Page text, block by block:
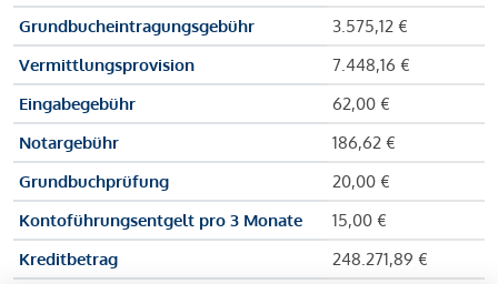
Grundbucheintragungsgebühr
3.575,12 €
Vermittlungsprovision
7.448,16 €
Eingabegebühr
62,00 €
Notargebühr
186,62 €
Grundbuchprüfung
20,00 €
Kontoführungsentgelt pro 3 Monate
15,00 €
Kreditbetrag
248.271,89 €